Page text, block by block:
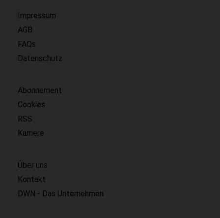
Impressum
AGB
FAQs
Datenschutz
Abonnement
Cookies
RSS
Karriere
Über uns
Kontakt
DWN - Das Unternehmen